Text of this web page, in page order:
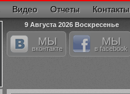
Видео Отчеты Контакты
9 Августа 2026 Воскресенье
МЫ
вконтакте
МЫ
в facebook